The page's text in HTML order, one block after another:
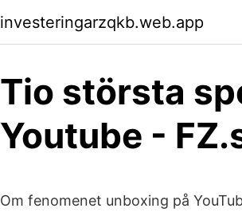
investeringarzqkb.web.app
Tio största
Youtube -
Om fenomenet unboxing på